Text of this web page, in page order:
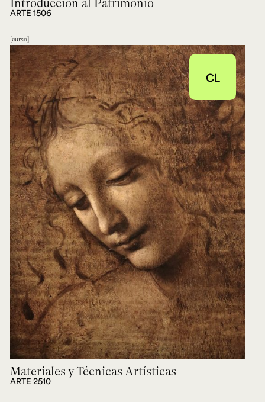
ARTE 1506
curso
CL
Materiales y Técnicas Artísticas
ARTE 2510